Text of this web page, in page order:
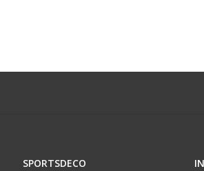
SPORTSDECO